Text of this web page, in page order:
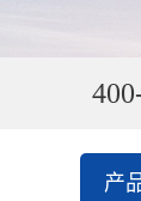
产